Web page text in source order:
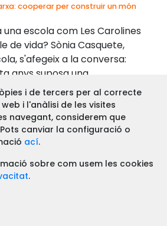
cooperar per construir un món
escola com Les Carolines
de vida? Sònia Casquete,
s'afegeix a la conversa:
anys suposa una
repte perquè crec que
eixe moment de tractar de
de l'escola, però és cert que
nos a una societat
exigent. En això estem. A
activitats on
el protagonista.
soterrar una càpsula del
i veurem què hi ha.
i de tercers per al correcte
i l'anàlisi de les visites
navegant, considerem que
canviar la configuració o
ací.
sobre com usem les cookies
.